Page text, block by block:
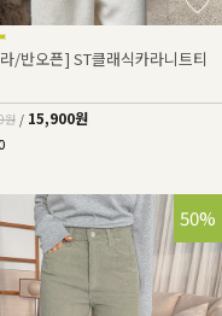
/반오픈] ST클래식카라니트티
원 / 15,900원
50%